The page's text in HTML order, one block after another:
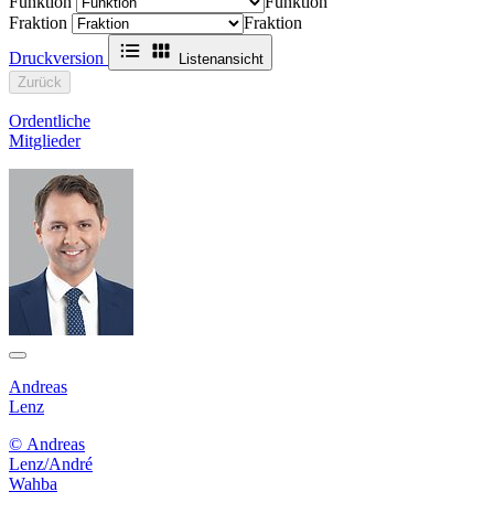
Fraktion
Fraktion
Druckversion
Listenansicht
Zurück
Ordentliche
Mitglieder
Andreas
Lenz
© Andreas
Lenz/André
Wahba